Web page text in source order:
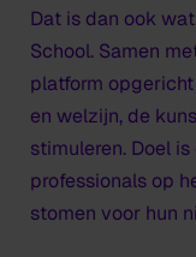
Dat is dan ook
School. Samen
platform
en welzijn, de
stimuleren. Doel
professionals op
stomen voor hun